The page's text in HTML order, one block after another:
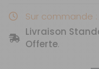
Sur commande
Livraison
Offerte.